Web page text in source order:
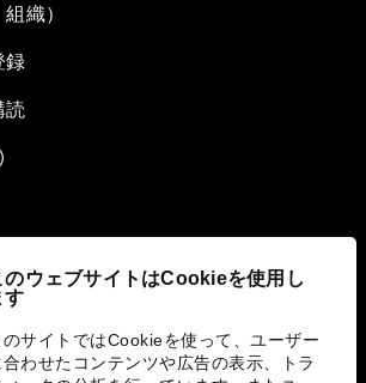
のウェブサイトはCookieを使用し
す
のサイトではCookieを使って、ユーザー
合わせたコンテンツや広告の表示、トラ
織）
録
読
の取り組み
)